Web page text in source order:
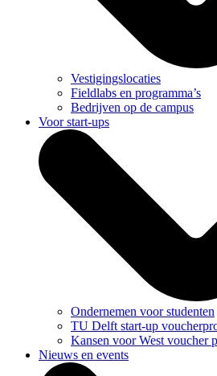
Vestigingslocaties
Fieldlabs en programma’s
Bedrijven op de campus
Voor start-ups
Ondernemen voor studenten
TU Delft start-up
Kansen voor West voucher
Nieuws en events